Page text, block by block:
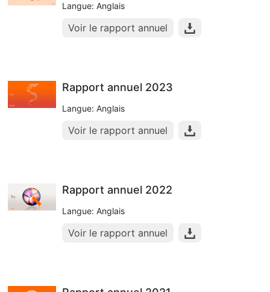
Langue: Anglais
Voir le rapport annuel
Rapport annuel 2023
Langue: Anglais
Voir le rapport annuel
Rapport annuel 2022
Langue: Anglais
Voir le rapport annuel